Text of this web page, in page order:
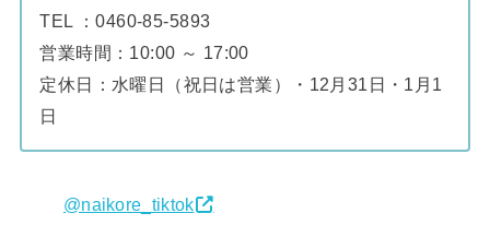
TEL ：0460-85-5893
営業時間：10:00 ～ 17:00
定休日：水曜日（祝日は営業）・12月31日・1月1
日
@naikore_tiktok